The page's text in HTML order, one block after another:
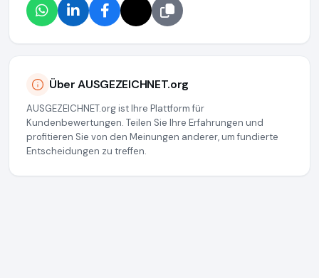
Über AUSGEZEICHNET.org
AUSGEZEICHNET.org ist Ihre Plattform für
Kundenbewertungen. Teilen Sie Ihre Erfahrungen und
profitieren Sie von den Meinungen anderer, um fundierte
Entscheidungen zu treffen.